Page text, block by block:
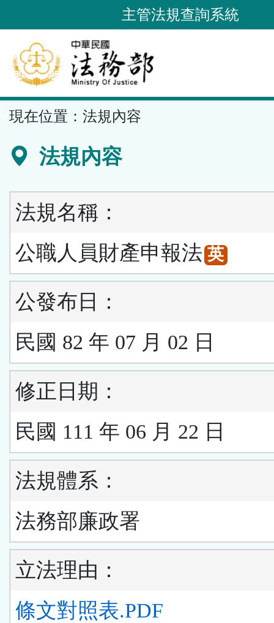
到
要
內
容
區
主管法規查詢系統
現在位置： 法規內容
法規內容
法規名稱：
公職人員財產申報法 英
公發布日：
民國 82 年 07 月 02 日
修正日期：
民國 111 年 06 月 22 日
法規體系：
法務部廉政署
立法理由：
條文對照表.PDF